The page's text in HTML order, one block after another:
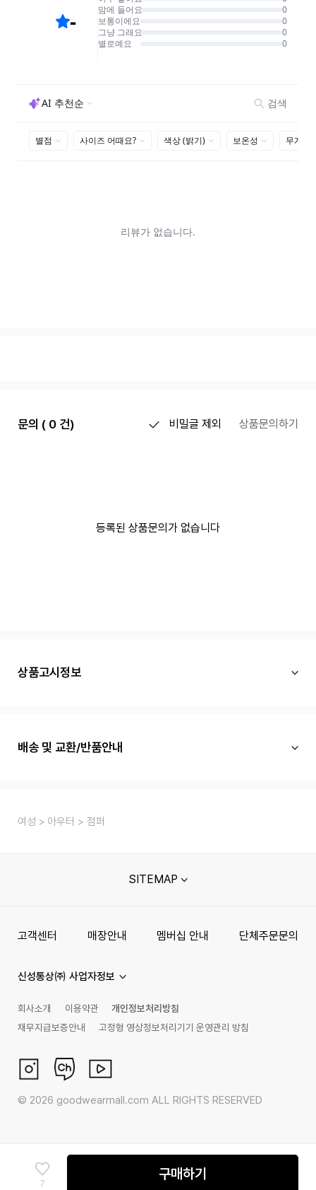
문의 ( 0 건) 비밀글 제외 상품문의하기
등록된 상품문의가 없습니다
상품고시정보
배송 및 교환/반품안내
여성 아우터 점퍼
7
구매하기
SITEMAP
고객센터 매장안내 멤버십 안내 단체주문문의
신성통상㈜ 사업자정보
회사소개 이용약관
개인정보처리방침
채무지급보증안내
고정형 영상정보처리기기 운영관리 방침
© 2026 goodwearmall.com ALL RIGHTS RESERVED